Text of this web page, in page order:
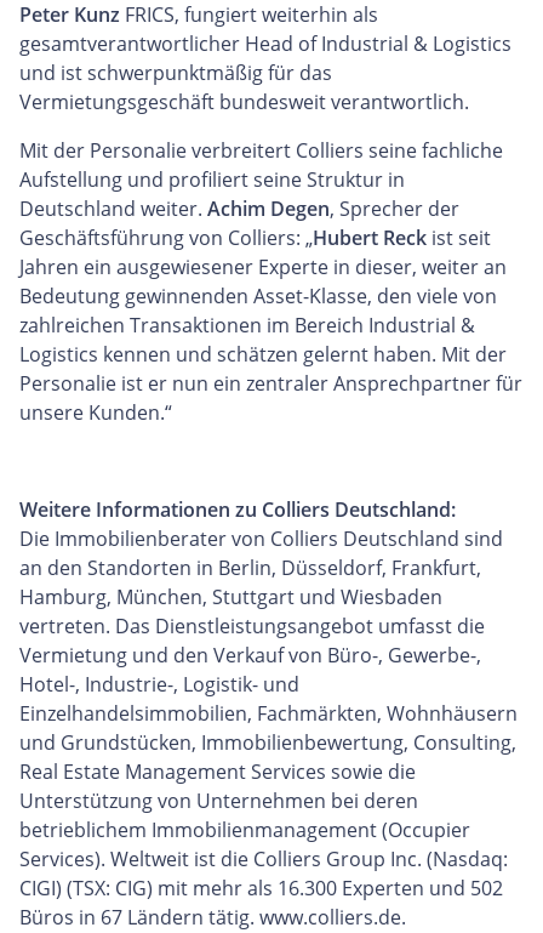
Peter Kunz FRICS, fungiert weiterhin als
gesamtverantwortlicher Head of Industrial & Logistics
und ist schwerpunktmäßig für das
Vermietungsgeschäft bundesweit verantwortlich.
Mit der Personalie verbreitert Colliers seine fachliche
Aufstellung und profiliert seine Struktur in
Deutschland weiter. Achim Degen, Sprecher der
Geschäftsführung von Colliers: „Hubert Reck ist seit
Jahren ein ausgewiesener Experte in dieser, weiter an
Bedeutung gewinnenden Asset-Klasse, den viele von
zahlreichen Transaktionen im Bereich Industrial &
Logistics kennen und schätzen gelernt haben. Mit der
Personalie ist er nun ein zentraler Ansprechpartner für
unsere Kunden.“
Weitere Informationen zu Colliers Deutschland:
Die Immobilienberater von Colliers Deutschland sind
an den Standorten in Berlin, Düsseldorf, Frankfurt,
Hamburg, München, Stuttgart und Wiesbaden
vertreten. Das Dienstleistungsangebot umfasst die
Vermietung und den Verkauf von Büro-, Gewerbe-,
Hotel-, Industrie-, Logistik- und
Einzelhandelsimmobilien, Fachmärkten, Wohnhäusern
und Grundstücken, Immobilienbewertung, Consulting,
Real Estate Management Services sowie die
Unterstützung von Unternehmen bei deren
betrieblichem Immobilienmanagement (Occupier
Services). Weltweit ist die Colliers Group Inc. (Nasdaq:
CIGI) (TSX: CIG) mit mehr als 16.300 Experten und 502
Büros in 67 Ländern tätig. www.colliers.de.